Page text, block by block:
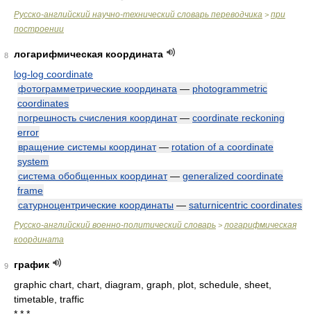
Русско-английский научно-технический словарь переводчика > при
построении
8
логарифмическая координата
log-log coordinate
фотограмметрические координата — photogrammetric
coordinates
погрешность счисления координат— coordinate reckoning
error
вращение системы координат— rotation of a coordinate
system
система обобщенных координат— generalized coordinate
frame
сатурноцентрические координаты — saturnicentric coordinates
Русско-английский военно-политический словарь > логарифмическая
координата
9
график
graphic chart, chart, diagram, graph, plot, schedule, sheet,
timetable, traffic
* * *